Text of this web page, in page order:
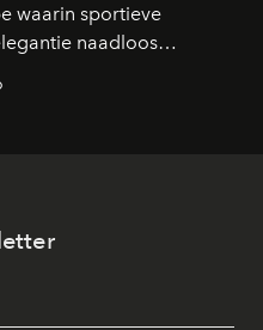
waarin sportieve
naadloos